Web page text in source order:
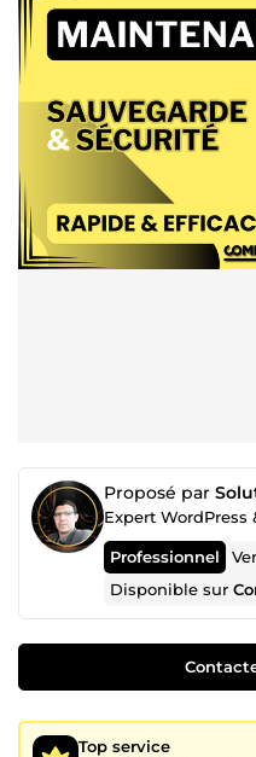
Proposé par
Professionnel
Disponible sur
Top service